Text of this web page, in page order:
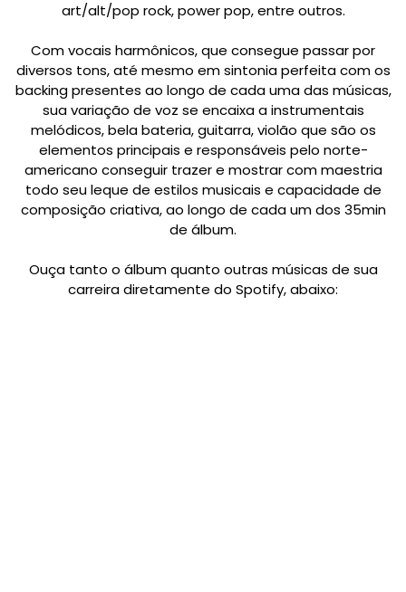
art/alt/pop rock, power pop, entre outros.
Com vocais harmônicos, que consegue passar por
diversos tons, até mesmo em sintonia perfeita com os
backing presentes ao longo de cada uma das músicas,
sua variação de voz se encaixa a instrumentais
melódicos, bela bateria, guitarra, violão que são os
elementos principais e responsáveis pelo norte-
americano conseguir trazer e mostrar com maestria
todo seu leque de estilos musicais e capacidade de
composição criativa, ao longo de cada um dos 35min
de álbum.
Ouça tanto o álbum quanto outras músicas de sua
carreira diretamente do Spotify, abaixo: